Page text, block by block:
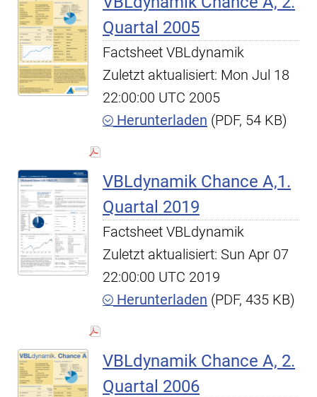
Quartal 2005
Factsheet VBLdynamik
Zuletzt aktualisiert: Mon Jul 18
22:00:00 UTC 2005
Herunterladen (PDF, 54 KB)
VBLdynamik Chance A,1.
Quartal 2019
Factsheet VBLdynamik
Zuletzt aktualisiert: Sun Apr 07
22:00:00 UTC 2019
Herunterladen (PDF, 435 KB)
VBLdynamik Chance A, 2.
Quartal 2006